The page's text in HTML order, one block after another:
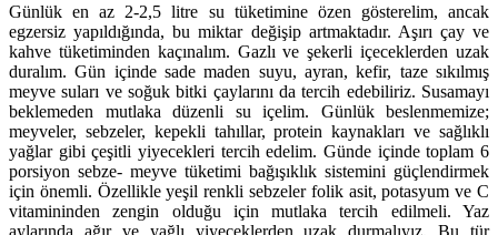
Günlük en az 2-2,5 litre su tüketimine özen gösterelim, ancak
egzersiz yapıldığında, bu miktar değişip artmaktadır. Aşırı çay ve
kahve tüketiminden kaçınalım. Gazlı ve şekerli içeceklerden uzak
duralım. Gün içinde sade maden suyu, ayran, kefir, taze sıkılmış
meyve suları ve soğuk bitki çaylarını da tercih edebiliriz. Susamayı
beklemeden mutlaka düzenli su içelim. Günlük beslenmemize;
meyveler, sebzeler, kepekli tahıllar, protein kaynakları ve sağlıklı
yağlar gibi çeşitli yiyecekleri tercih edelim. Günde içinde toplam 6
porsiyon sebze- meyve tüketimi bağışıklık sistemini güçlendirmek
için önemli. Özellikle yeşil renkli sebzeler folik asit, potasyum ve C
vitamininden zengin olduğu için mutlaka tercih edilmeli. Yaz